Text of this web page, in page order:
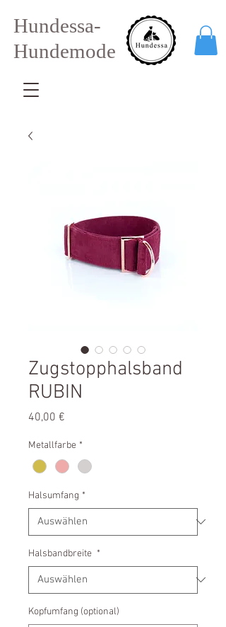
Hundessa-
Hundemode
Zugstopphalsband
RUBIN
40,00 €
Metallfarbe *
Halsumfang *
Halsbandbreite *
Kopfumfang (optional)